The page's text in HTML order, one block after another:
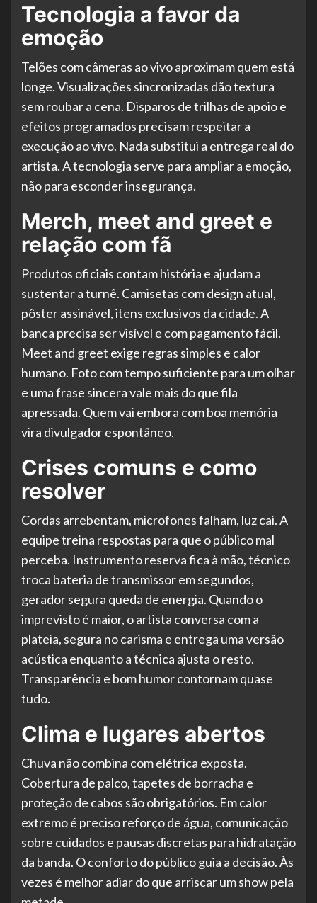
Tecnologia a favor da
emoção
Telões com câmeras ao vivo aproximam quem está
longe. Visualizações sincronizadas dão textura
sem roubar a cena. Disparos de trilhas de apoio e
efeitos programados precisam respeitar a
execução ao vivo. Nada substitui a entrega real do
artista. A tecnologia serve para ampliar a emoção,
não para esconder insegurança.
Merch, meet and greet e
relação com fã
Produtos oficiais contam história e ajudam a
sustentar a turnê. Camisetas com design atual,
pôster assinável, itens exclusivos da cidade. A
banca precisa ser visível e com pagamento fácil.
Meet and greet exige regras simples e calor
humano. Foto com tempo suficiente para um olhar
e uma frase sincera vale mais do que fila
apressada. Quem vai embora com boa memória
vira divulgador espontâneo.
Crises comuns e como
resolver
Cordas arrebentam, microfones falham, luz cai. A
equipe treina respostas para que o público mal
perceba. Instrumento reserva fica à mão, técnico
troca bateria de transmissor em segundos,
gerador segura queda de energia. Quando o
imprevisto é maior, o artista conversa com a
plateia, segura no carisma e entrega uma versão
acústica enquanto a técnica ajusta o resto.
Transparência e bom humor contornam quase
tudo.
Clima e lugares abertos
Chuva não combina com elétrica exposta.
Cobertura de palco, tapetes de borracha e
proteção de cabos são obrigatórios. Em calor
extremo é preciso reforço de água, comunicação
sobre cuidados e pausas discretas para hidratação
da banda. O conforto do público guia a decisão. Às
vezes é melhor adiar do que arriscar um show pela